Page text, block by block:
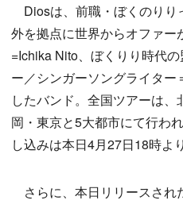
Diosは、前職・ぼくのりり
外を拠点に世界からオファー
=Ichika Nito、ぼくりり時代
ー／シンガーソングライタ
したバンド。全国ツアーは
岡・東京と5大都市にて行わ
し込みは本日4月27日18時よ
さらに、本日リリースされ